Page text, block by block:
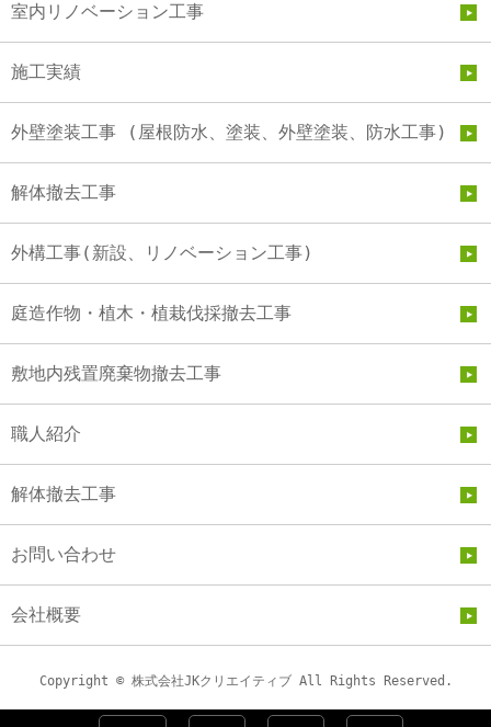
室内リノベーション工事
施工実績
外壁塗装工事 (屋根防水、塗装、外壁塗装、防水工事)
解体撤去工事
外構工事(新設、リノベーション工事)
庭造作物・植木・植栽伐採撤去工事
敷地内残置廃棄物撤去工事
職人紹介
解体撤去工事
お問い合わせ
会社概要
Copyright © 株式会社JKクリエイティブ All Rights Reserved.